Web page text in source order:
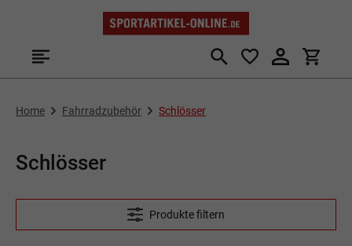
Zum Hauptinhalt springen
Home Fahrradzubehör Schlösser
Schlösser
Produkte filtern